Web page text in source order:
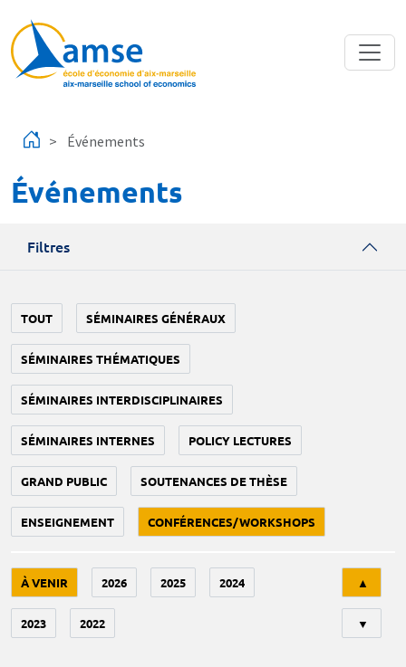
Événements
Événements
Filtres
TOUT SÉMINAIRES GÉNÉRAUX
SÉMINAIRES THÉMATIQUES
SÉMINAIRES INTERDISCIPLINAIRES
SÉMINAIRES INTERNES POLICY LECTURES
GRAND PUBLIC SOUTENANCES DE THÈSE
ENSEIGNEMENT CONFÉRENCES/WORKSHOPS
À VENIR 2026 2025 2024
2023 2022
▲
▼